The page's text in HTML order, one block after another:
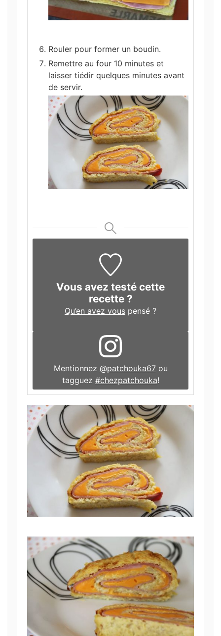
Rouler pour former un boudin.
Remettre au four 10 minutes et
laisser tiédir quelques minutes avant
de servir.
Vous avez testé cette
recette ?
Qu’en avez vous pensé ?
Mentionnez @patchouka67ou
tagguez #chezpatchouka!